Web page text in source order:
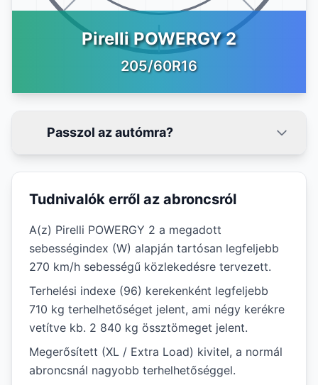
Pirelli POWERGY 2
205/60R16
Passzol az autómra?
Tudnivalók erről az abroncsról
A(z) Pirelli POWERGY 2 a megadott
sebességindex (W) alapján tartósan legfeljebb
270 km/h sebességű közlekedésre tervezett.
Terhelési indexe (96) kerekenként legfeljebb
710 kg terhelhetőséget jelent, ami négy kerékre
vetítve kb. 2 840 kg össztömeget jelent.
Megerősített (XL / Extra Load) kivitel, a normál
abroncsnál nagyobb terhelhetőséggel.